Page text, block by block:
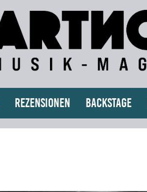
Rezensionen Backstage